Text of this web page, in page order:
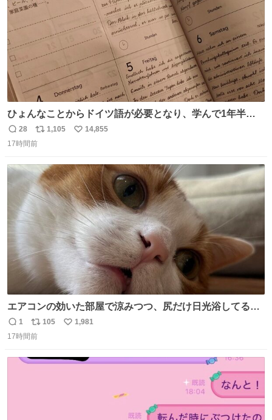
ひょんなことからドイツ語が必要となり、学んで1年半に
なる。 ちなみに最初の半年で『必携ドイツ文法総まとめ』
と『重要単語4000』を数十周して丸暗記した。読み書きに
Geminiの添削もエラーの指摘は激減し、上級の表現を教え
てもらう今日この頃。
返
信
28
リ
ポ
ト
数
1,105
い
数
14,855
17時間前
エアコンの効いた部屋で涼みつつ、尻だけ日光浴してる猫
もはや貴族じゃん！
返
信
1
リ
ポ
ト
105
い
数
1,981
17時間前